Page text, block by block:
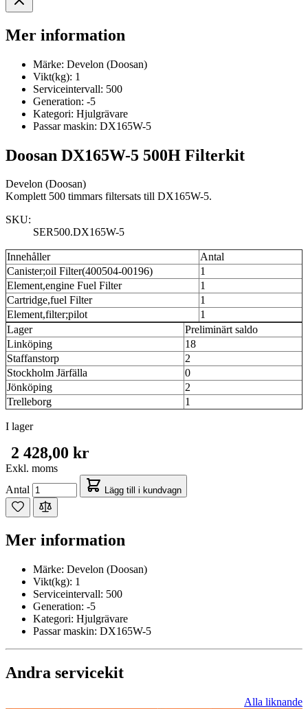
Mer information
Märke: Develon (Doosan)
Vikt(kg): 1
Serviceintervall: 500
Generation: -5
Kategori: Hjulgrävare
Passar maskin: DX165W-5
Doosan DX165W-5 500H Filterkit
Develon (Doosan)
Komplett 500 timmars filtersats till DX165W-5.
SKU:
SER500.DX165W-5
Innehåller
Antal
Canister;oil Filter(400504-00196)
1
Element,engine Fuel Filter
1
Cartridge,fuel Filter
1
Element,filter;pilot
1
Lager
Preliminärt saldo
Linköping
18
Staffanstorp
2
Stockholm Järfälla
0
Jönköping
2
Trelleborg
1
I lager
2 428,00 kr
Exkl. moms
Antal
Lägg till i kundvagn
Mer information
Märke: Develon (Doosan)
Vikt(kg): 1
Serviceintervall: 500
Generation: -5
Kategori: Hjulgrävare
Passar maskin: DX165W-5
Andra servicekit
Alla liknande